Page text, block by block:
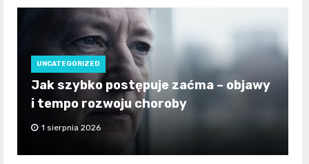
UNCATEGORIZED
Jak szybko postępuje zaćma – objawy
i tempo rozwoju choroby
1 sierpnia 2026